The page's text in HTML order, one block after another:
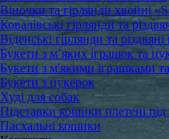
Віночки та гірлянди хвойні
Ковалівські гірлянди та
Віденські гірлянди та різдвяні
Букети з м’яких іграшок та
Букети з м'якими іграшками
Букети з цукерок
Худі для собак
Підставки кошики плетені
Пасхальні кошики